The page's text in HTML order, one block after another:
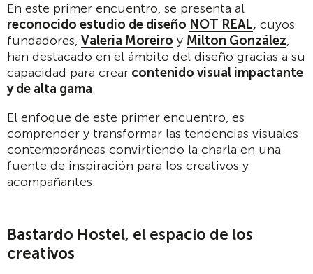
En este primer encuentro, se presenta al
reconocido estudio de diseño NOT REAL, cuyos
fundadores, Valeria Moreiro y Milton González,
han destacado en el ámbito del diseño gracias a su
capacidad para crear contenido visual impactante
y de alta gama.
El enfoque de este primer encuentro, es
comprender y transformar las tendencias visuales
contemporáneas convirtiendo la charla en una
fuente de inspiración para los creativos y
acompañantes.
Bastardo Hostel, el espacio de los
creativos